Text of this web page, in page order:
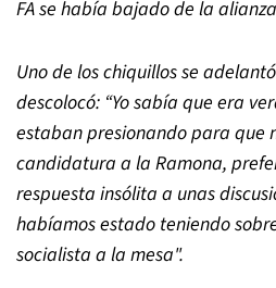
FA se había bajado de la
Uno de los chiquillos se
descolocó: “Yo sabía que era
estaban presionando para que
candidatura a la Ramona,
respuesta insólita a unas
habíamos estado teniendo
socialista a la mesa".